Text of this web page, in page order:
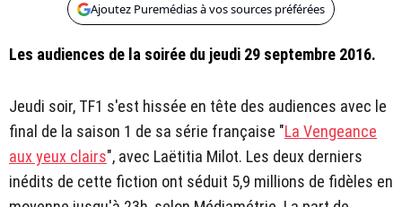
Ajoutez Puremédias à vos sources préférées
Les audiences de la soirée du jeudi 29 septembre 2016.
Jeudi soir, TF1 s'est hissée en tête des audiences avec le
final de la saison 1 de sa série française "La Vengeance
aux yeux clairs", avec Laëtitia Milot. Les deux derniers
inédits de cette fiction ont séduit 5,9 millions de fidèles en